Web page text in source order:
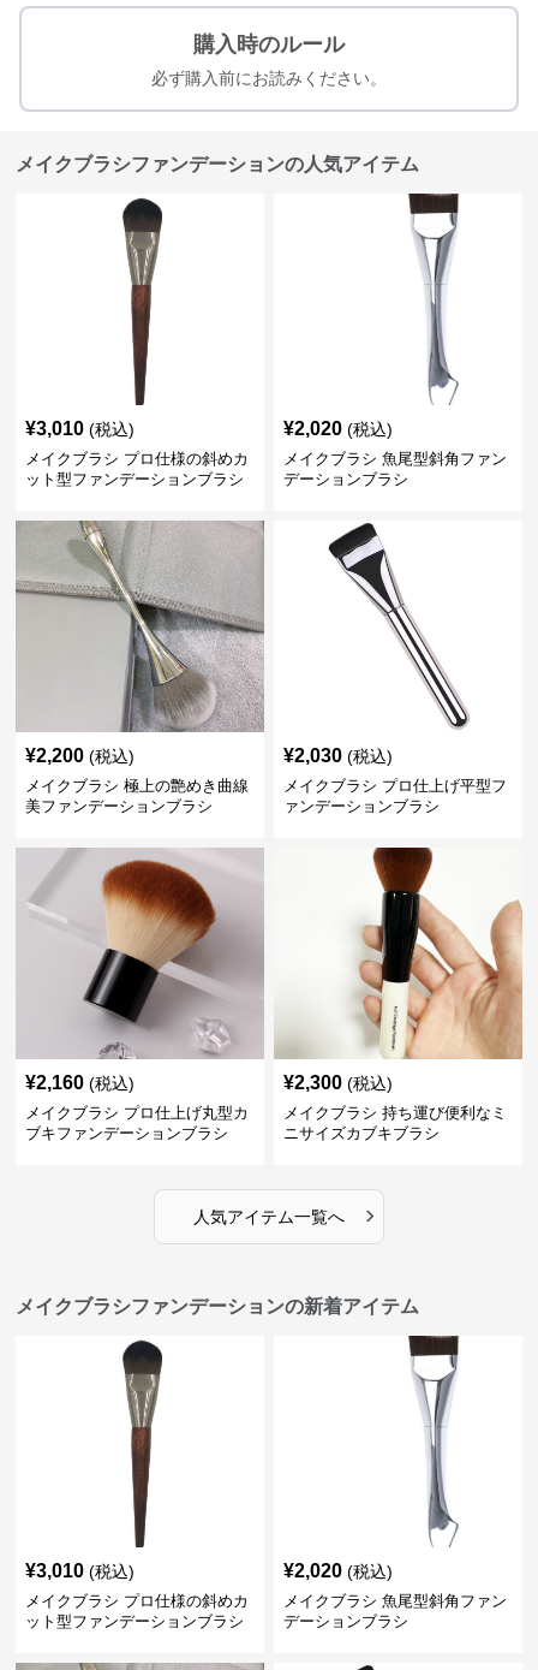
購入時のルール
必ず購入前にお読みください。
メイクブラシファンデーションの人気アイテム
¥3,010 (税込)
メイクブラシ プロ仕様の斜めカ
ット型ファンデーションブラシ
¥2,020 (税込)
メイクブラシ 魚尾型斜角ファン
デーションブラシ
¥2,200 (税込)
メイクブラシ 極上の艶めき曲線
美ファンデーションブラシ
¥2,030 (税込)
メイクブラシ プロ仕上げ平型フ
ァンデーションブラシ
¥2,160 (税込)
メイクブラシ プロ仕上げ丸型カ
ブキファンデーションブラシ
¥2,300 (税込)
メイクブラシ 持ち運び便利なミ
ニサイズカブキブラシ
人気アイテム一覧へ ›
メイクブラシファンデーションの新着アイテム
¥3,010 (税込)
メイクブラシ プロ仕様の斜めカ
ット型ファンデーションブラシ
¥2,020 (税込)
メイクブラシ 魚尾型斜角ファン
デーションブラシ